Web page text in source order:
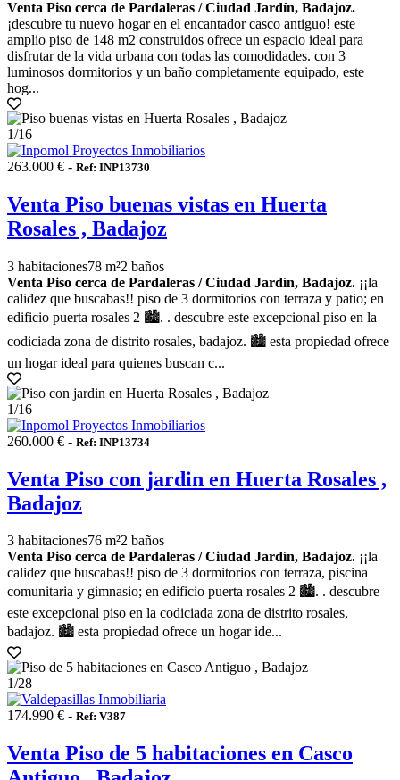
Venta Piso cerca de Pardaleras / Ciudad Jardín, Badajoz.
¡descubre tu nuevo hogar en el encantador casco antiguo! este
amplio piso de 148 m2 construidos ofrece un espacio ideal para
disfrutar de la vida urbana con todas las comodidades. con 3
luminosos dormitorios y un baño completamente equipado, este
hog...
1/16
263.000 € - Ref: INP13730
Venta Piso buenas vistas en Huerta
Rosales , Badajoz
3 habitaciones78 m²2 baños
Venta Piso cerca de Pardaleras / Ciudad Jardín, Badajoz. ¡¡la
calidez que buscabas!! piso de 3 dormitorios con terraza y patio; en
edificio puerta rosales 2 🏙️. . descubre este excepcional piso en la
codiciada zona de distrito rosales, badajoz. 🏙️ esta propiedad ofrece
un hogar ideal para quienes buscan c...
1/16
260.000 € - Ref: INP13734
Venta Piso con jardin en Huerta Rosales ,
Badajoz
3 habitaciones76 m²2 baños
Venta Piso cerca de Pardaleras / Ciudad Jardín, Badajoz. ¡¡la
calidez que buscabas!! piso de 3 dormitorios con terraza, piscina
comunitaria y gimnasio; en edificio puerta rosales 2 🏙️. . descubre
este excepcional piso en la codiciada zona de distrito rosales,
badajoz. 🏙️ esta propiedad ofrece un hogar ide...
1/28
174.990 € - Ref: V387
Venta Piso de 5 habitaciones en Casco